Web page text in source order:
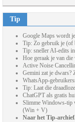
Tip
Google Maps wordt
Tip: Zo gebruik je (of
Tip: sneller AI-edits
Hoe geraak je van
Active Noise
Gemini zat je dwars?
WhatsApp-
Tip: Laat die
ChatGPT als gratis
Slimme Windows-tip
(Win + V)
Naar het Tip-